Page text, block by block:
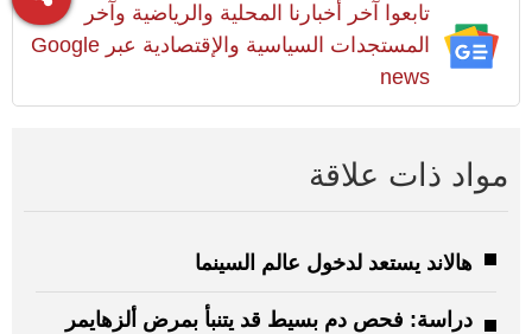
تابعوا آخر أخبارنا المحلية والرياضية وآخر
المستجدات السياسية والإقتصادية عبر Google
news
مواد ذات علاقة
هالاند يستعد لدخول عالم السينما
دراسة: فحص دم بسيط قد يتنبأ بمرض ألزهايمر